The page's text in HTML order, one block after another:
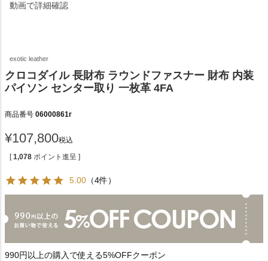
動画で詳細確認
exotic leather
クロコダイル 長財布 ラウンドファスナー 財布 内装
パイソン センター取り 一枚革 4FA
商品番号 06000861r
¥107,800税込
[ 1,078 ポイント進呈 ]
5.00 （4件）
990円以上の購入で使える5%OFFクーポン